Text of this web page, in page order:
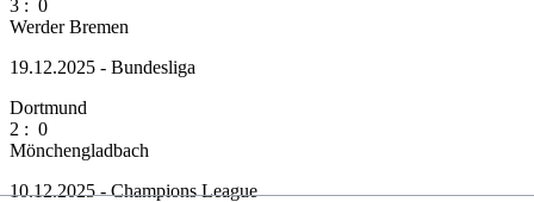
3 : 0
Werder Bremen
19.12.2025 - Bundesliga
Dortmund
2 : 0
Mönchengladbach
10.12.2025 - Champions League